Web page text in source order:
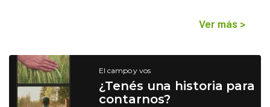
Ver más >
El campo y vos
¿Tenés una historia para
contarnos?